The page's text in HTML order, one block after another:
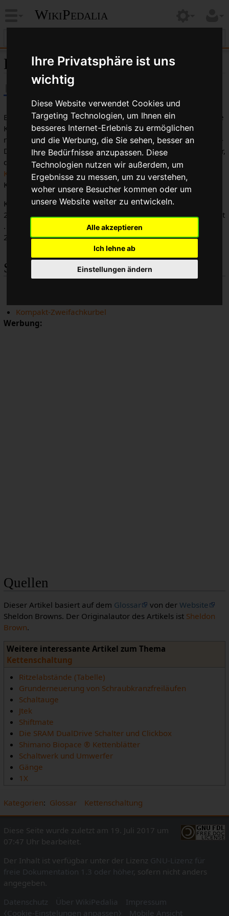
Ihre Privatsphäre ist uns
wichtig
Diese Website verwendet Cookies und
Targeting Technologien, um Ihnen ein
besseres Internet-Erlebnis zu ermöglichen
und die Werbung, die Sie sehen, besser an
Ihre Bedürfnisse anzupassen. Diese
Technologien nutzen wir außerdem, um
Ergebnisse zu messen, um zu verstehen,
woher unsere Besucher kommen oder um
unsere Website weiter zu entwickeln.
Alle akzeptieren
Ich lehne ab
Einstellungen ändern
WikiPedalia
Kompakt-Dreifachkurbel
Bei Kurbeln mit drei Kettenblättern, die es erlauben, kleinere
Kettenblätter als bei 110 mm Lochkreisdurchmesser zu
nutzen spricht man vonMTB-Kompakt-Kurbeln. Die Kompakt-
Dreifachkurbeln benutzen den 94 mm Lochkreisdurchmesser,
der Kettenblattgrößen ab 29 Zähne erlaubt. Für das
Kettenblatt(58 mm bzw. 56 mm LKD ) sind sogar
Kettenblätter ab 20 Zähnen nutzbar.
Kompaktkurbeln im MTB-bereich werden meist mit einer
22/32/42 oder 22/32/44 Kettenblattkombination ausgeliefert
. Dies steht im Gegensatz zu den Standardkurbeln mit
24/36/46 oder 28/38/48 Kombinationen.
Siehe auch
Kompakt-Zweifachkurbel
Werbung:
Quellen
Dieser Artikel basiert auf dem Glossar von der Website
Sheldon Browns. Der Originalautor des Artikels ist Sheldon
Brown.
Weitere interessante Artikel zum Thema
Kettenschaltung
Ritzelabstände (Tabelle)
Grunderneuerung von Schraubkranzfreiläufen
Schaltauge
Jtek
Shiftmate
Die SRAM DualDrive Schalter und Clickbox
Shimano Biopace ® Kettenblätter
Schaltwerk und Umwerfer
Gänge
1X
Kategorien: Glossar Kettenschaltung
Diese Seite wurde zuletzt am 19. Juli 2017 um
07:47 Uhr bearbeitet.
Der Inhalt ist verfügbar unter der Lizenz GNU-Lizenz für
freie Dokumentation 1.3 oder höher , sofern nicht anders
angegeben.
Datenschutz
Über WikiPedalia
Impressum
⧼Cookie-Einstelungen anpassen⧽
Mobile Ansicht